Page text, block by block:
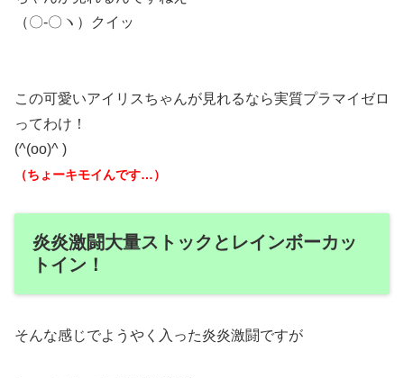
（〇-〇ヽ）クイッ
この可愛いアイリスちゃんが見れるなら実質プラマイゼロ
ってわけ！
(^(oo)^ )
（ちょーキモイんです…）
炎炎激闘大量ストックとレインボーカッ
トイン！
そんな感じでようやく入った炎炎激闘ですが